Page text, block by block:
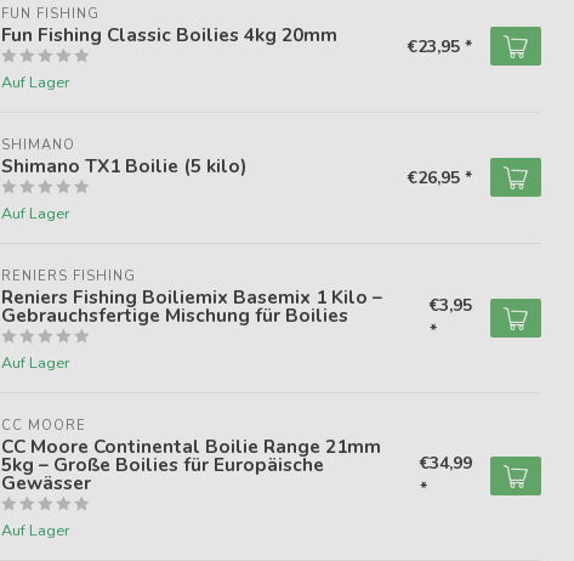
FUN FISHING
Fun Fishing Classic Boilies 4kg 20mm
Auf Lager
€23,95 *
SHIMANO
Shimano TX1 Boilie (5 kilo)
Auf Lager
€26,95 *
RENIERS FISHING
Reniers Fishing Boiliemix Basemix 1 Kilo –
Gebrauchsfertige Mischung für Boilies
Auf Lager
€3,95
*
CC MOORE
CC Moore Continental Boilie Range 21mm
5kg – Große Boilies für Europäische
Gewässer
Auf Lager
€34,99
*